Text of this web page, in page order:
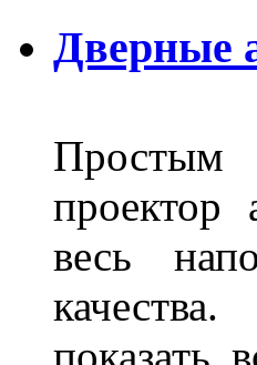
Дверные
Простым
проектор
весь